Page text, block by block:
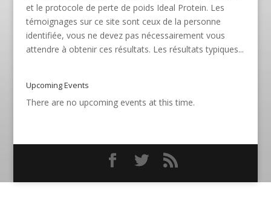
et le protocole de perte de poids Ideal Protein. Les
témoignages sur ce site sont ceux de la personne
identifiée, vous ne devez pas nécessairement vous
attendre à obtenir ces résultats. Les résultats typiques...
Upcoming Events
There are no upcoming events at this time.